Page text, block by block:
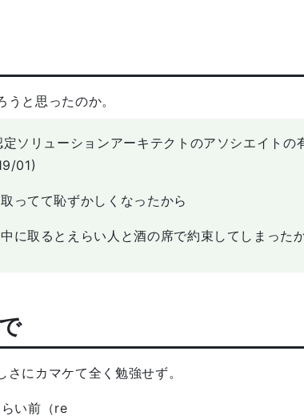
うと思ったのか。
定ソリューションアーキテクトのアソシエイト
01)
ってて恥ずかしくなったから
に取るとえらい人と酒の席で約束してしまった
さにカマケて全く勉強せず。
い前（re